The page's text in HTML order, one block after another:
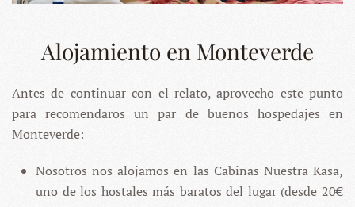
Alojamiento en Monteverde
Antes de continuar con el relato, aprovecho este punto
para recomendaros un par de buenos hospedajes en
Monteverde:
Nosotros nos alojamos en las Cabinas Nuestra Kasa,
uno de los hostales más baratos del lugar (desde 20€